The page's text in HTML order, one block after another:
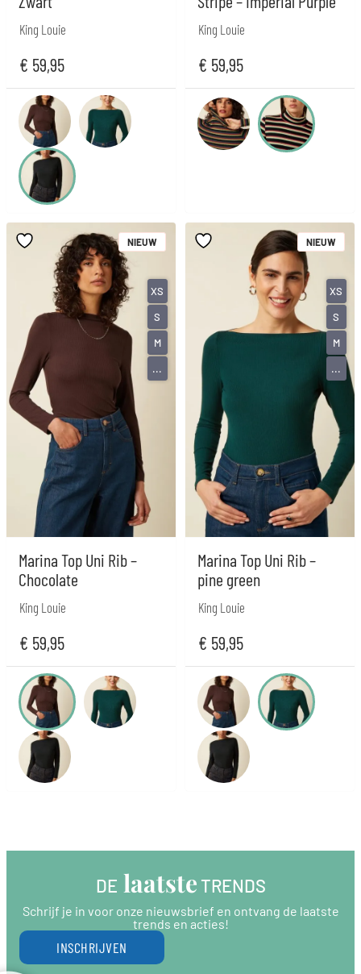
King Louie
€ 59,95
King Louie
€ 59,95
Marina Top Uni Rib –
Chocolate
King Louie
€ 59,95
NIEUW
XS
S
M
...
Marina Top Uni Rib –
pine green
King Louie
€ 59,95
NIEUW
XS
S
M
...
DE laatste TRENDS
Schrijf je in voor onze nieuwsbrief en ontvang de laatste
trends en acties!
INSCHRIJVEN